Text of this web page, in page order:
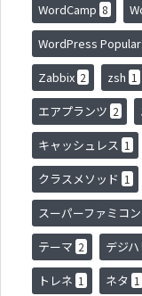
WordCamp 8
WordPress
Zabbix 2 zsh 1
エアプランツ 2
キャッシュレス 1
クラスメソッド 1
スーパーファミコン
テーマ 2 デジ
トレネ 1 ネタ 1